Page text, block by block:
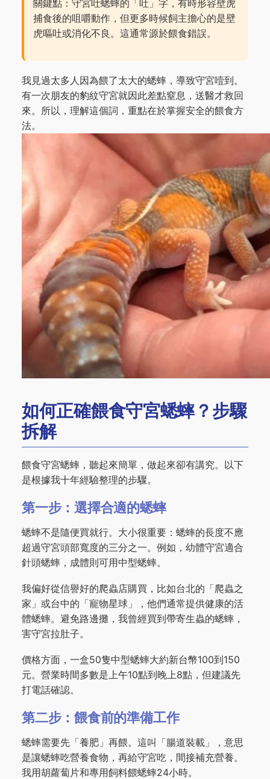
關鍵點：守宮吐蟋蟀的「吐」字，有時形容壁虎
捕食後的咀嚼動作，但更多時候飼主擔心的是壁
虎嘔吐或消化不良。這通常源於餵食錯誤。
我見過太多人因為餵了太大的蟋蟀，導致守宮噎到。
有一次朋友的豹紋守宮就因此差點窒息，送醫才救回
來。所以，理解這個詞，重點在於掌握安全的餵食方
法。
如何正確餵食守宮蟋蟀？步驟
拆解
餵食守宮蟋蟀，聽起來簡單，做起來卻有講究。以下
是根據我十年經驗整理的步驟。
第一步：選擇合適的蟋蟀
蟋蟀不是隨便買就行。大小很重要：蟋蟀的長度不應
超過守宮頭部寬度的三分之一。例如，幼體守宮適合
針頭蟋蟀，成體則可用中型蟋蟀。
我偏好從信譽好的爬蟲店購買，比如台北的「爬蟲之
家」或台中的「寵物星球」，他們通常提供健康的活
體蟋蟀。避免路邊攤，我曾經買到帶寄生蟲的蟋蟀，
害守宮拉肚子。
價格方面，一盒50隻中型蟋蟀大約新台幣100到150
元。營業時間多數是上午10點到晚上8點，但建議先
打電話確認。
第二步：餵食前的準備工作
蟋蟀需要先「養肥」再餵。這叫「腸道裝載」，意思
是讓蟋蟀吃營養食物，再給守宮吃，間接補充營養。
我用胡蘿蔔片和專用飼料餵蟋蟀24小時。